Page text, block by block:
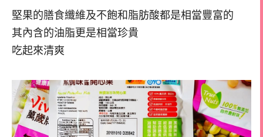
堅果的膳食纖維及不飽和脂肪酸都是相當豐富的
其內含的油脂更是相當珍貴
吃起來清爽